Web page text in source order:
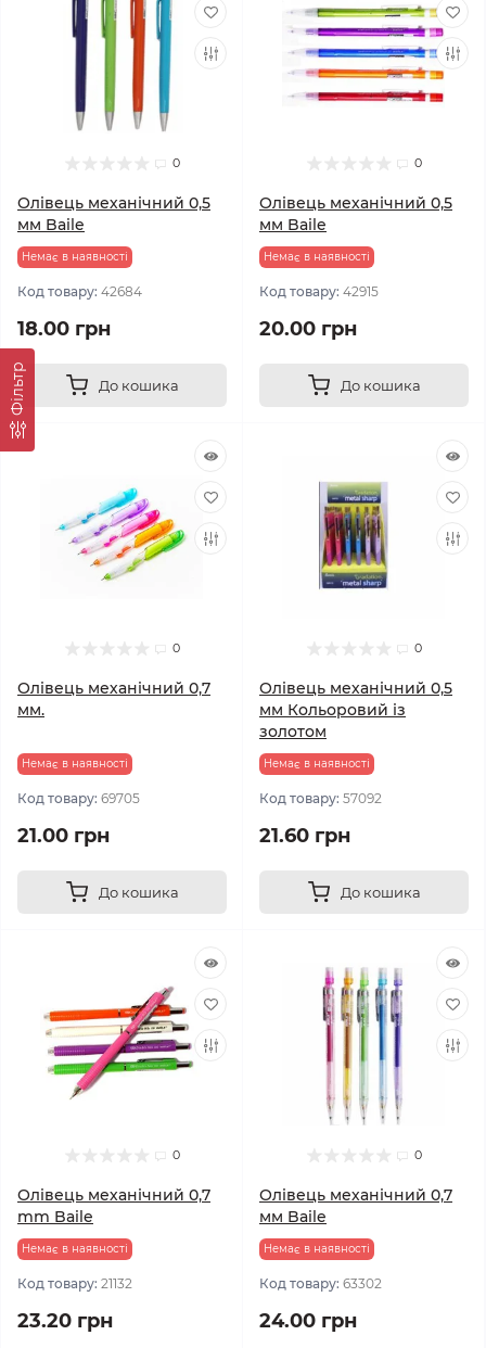
Фільтр
0
Олівець механічний 0,5
мм Baile
Немає в наявності
Код товару: 42684
18.00 грн
До кошика
0
Олівець механічний 0,5
мм Baile
Немає в наявності
Код товару: 42915
20.00 грн
До кошика
0
Олівець механічний 0,7
мм.
Немає в наявності
Код товару: 69705
21.00 грн
До кошика
0
Олівець механічний 0,5
мм Кольоровий із
золотом
Немає в наявності
Код товару: 57092
21.60 грн
До кошика
0
Олівець механічний 0,7
mm Baile
Немає в наявності
Код товару: 21132
23.20 грн
0
Олівець механічний 0,7
мм Baile
Немає в наявності
Код товару: 63302
24.00 грн